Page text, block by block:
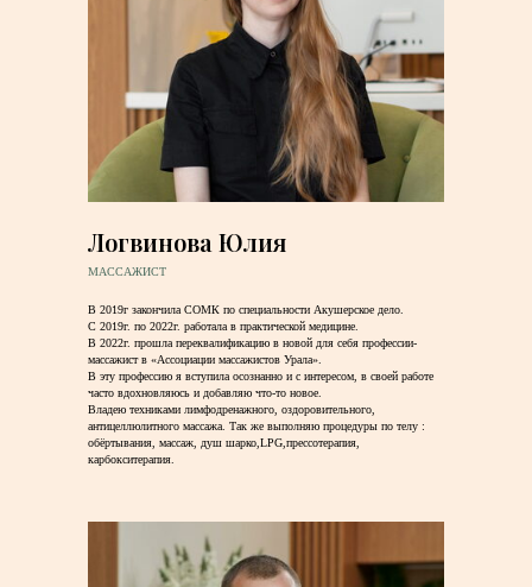
Логвинова Юлия
МАССАЖИСТ
В 2019г закончила СОМК по специальности Акушерское дело.
С 2019г. по 2022г. работала в практической медицине.
В 2022г. прошла переквалификацию в новой для себя профессии-
массажист в «Ассоциации массажистов Урала».
В эту профессию я вступила осознанно и с интересом, в своей работе
часто вдохновляюсь и добавляю что-то новое.
Владею техниками лимфодренажного, оздоровительного,
антицеллюлитного массажа. Так же выполняю процедуры по телу :
обёртывания, массаж, душ шарко,LPG,прессотерапия,
карбокситерапия.